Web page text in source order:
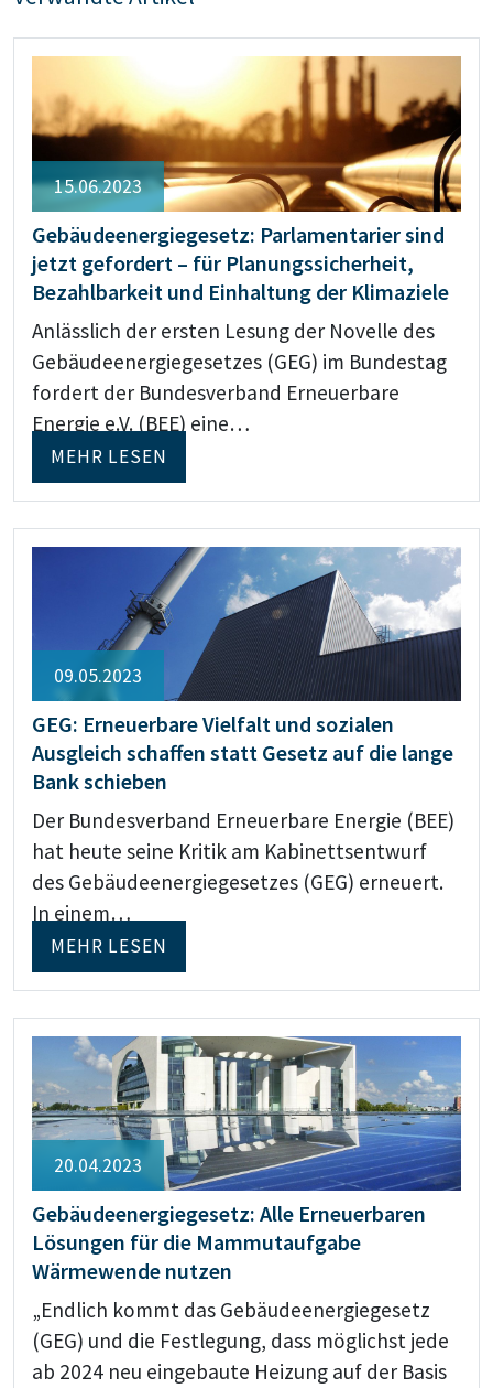
15.06.2023
Gebäudeenergiegesetz: Parlamentarier sind
jetzt gefordert – für Planungssicherheit,
Bezahlbarkeit und Einhaltung der Klimaziele
Anlässlich der ersten Lesung der Novelle des
Gebäudeenergiegesetzes (GEG) im Bundestag
fordert der Bundesverband Erneuerbare
Energie e.V. (BEE) eine…
MEHR LESEN
09.05.2023
GEG: Erneuerbare Vielfalt und sozialen
Ausgleich schaffen statt Gesetz auf die lange
Bank schieben
Der Bundesverband Erneuerbare Energie (BEE)
hat heute seine Kritik am Kabinettsentwurf
des Gebäudeenergiegesetzes (GEG) erneuert.
In einem…
MEHR LESEN
20.04.2023
Gebäudeenergiegesetz: Alle Erneuerbaren
Lösungen für die Mammutaufgabe
Wärmewende nutzen
„Endlich kommt das Gebäudeenergiegesetz
(GEG) und die Festlegung, dass möglichst jede
ab 2024 neu eingebaute Heizung auf der Basis